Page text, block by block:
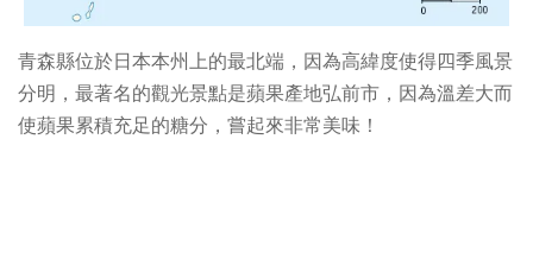
青森縣位於日本本州上的最北端，因為高緯度使得四季風景
分明，最著名的觀光景點是蘋果產地弘前市，因為溫差大而
使蘋果累積充足的糖分，嘗起來非常美味！